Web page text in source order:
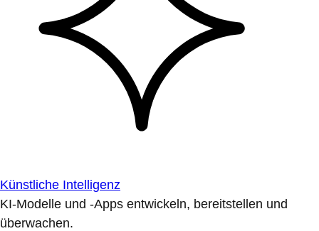
Künstliche Intelligenz
KI-Modelle und -Apps entwickeln, bereitstellen und
überwachen.